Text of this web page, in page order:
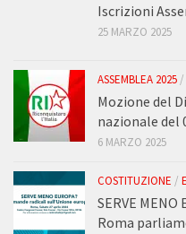
Iscrizioni
25 MARZO 2025
ASSEMBLEA 2025 /
Mozione del
nazionale del
6 MARZO 2025
COSTITUZIONE /
SERVE MENO
Roma